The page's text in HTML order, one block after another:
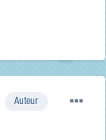
Auteur